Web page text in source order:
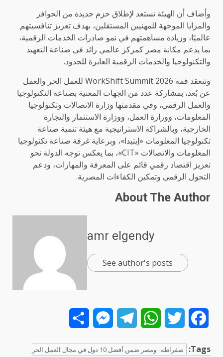
وأضاف أن الهيئة تستعد لإطلاق حزم جديدة من الحوافز
والمزايا الموجهة للمهنيين المستقلين، بهدف تعزيز تنافسيتهم
عالميًا، وزيادة مساهمتهم في نمو صادرات الخدمات الرقمية،
بما يدعم مكانة مصر كمركز عالمي رائد في صناعة التعهيد
والتكنولوجيا والخدمات الرقمية العابرة للحدود.
وتنعقد قمة WorkShift Summit 2026 للعمل الحر والعمل
عن بُعد، بمشاركة عدد من الجهات المعنية بصناعة التكنولوجيا
والعمل الرقمي، وفي مقدمتها وزارة الاتصالات وتكنولوجيا
المعلومات، ووزارة العمل، ووزارة الاستثمار والتجارة
الخارجية، وبالشراكة الاستراتيجية مع هيئة تنمية صناعة
تكنولوجيا المعلومات «إيتيدا»، وبرعاية غرفة صناعة تكنولوجيا
المعلومات والاتصالات «CIT»، بما يعكس توجه الدولة نحو
تعزيز اقتصاد رقمي قائم على المعرفة والمهارات، ودعم
التحول الرقمي وتمكين الكفاءات المصرية.
About The Author
amr elgendy
See author's posts
Facebook
Twitter
WhatsApp
Telegram
Messenger
Tags:
صفراطه: ومصر ضمن أفضل 10 دول في مجال العمل الحر